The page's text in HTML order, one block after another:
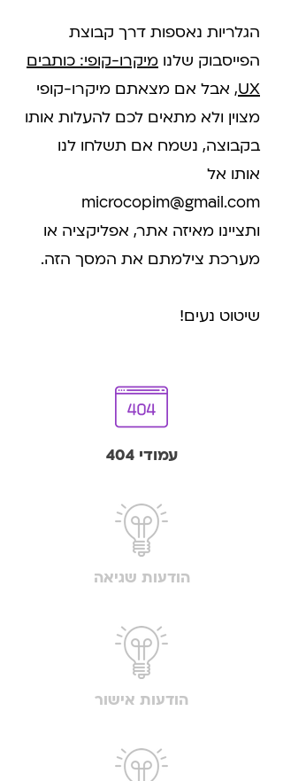
הגלריות נאספות דרך קבוצת
הפייסבוק שלנו מיקרו-קופי: כותבים
UX, אבל אם מצאתם מיקרו-קופי
מצוין ולא מתאים לכם להעלות אותו
בקבוצה, נשמח אם תשלחו לנו
אותו אל
microcopim@gmail.com
ותציינו מאיזה אתר, אפליקציה או
מערכת צילמתם את המסך הזה.
שיטוט נעים!
עמודי 404
הודעות שגיאה
הודעות אישור